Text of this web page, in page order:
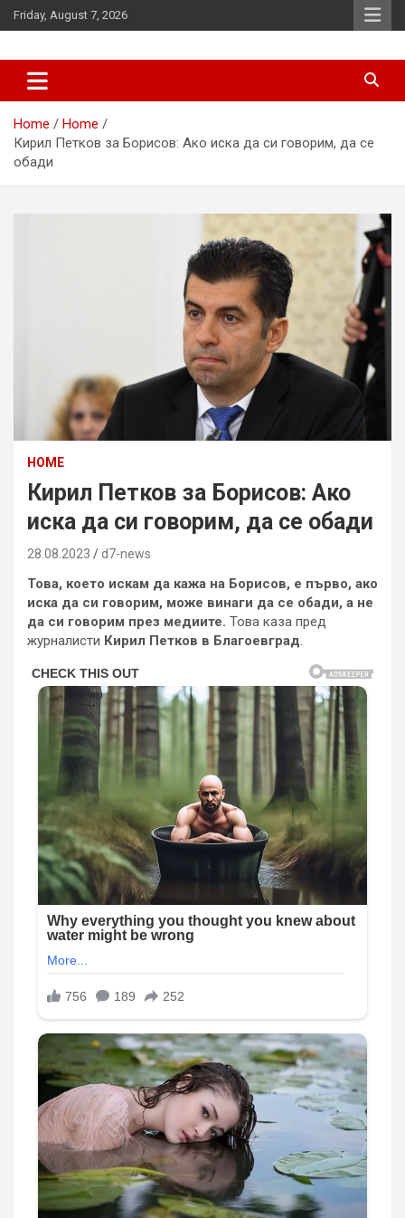
Skip
to
Friday, August 7, 2026
d7-news.com
Home
Home
Кирил Петков за Борисов: Ако иска да си говорим, да се
обади
HOME
Кирил Петков за Борисов: Ако
иска да си говорим, да се обади
28.08.2023 d7-news
Това, което искам да кажа на Борисов, е първо, ако
иска да си говорим, може винаги да се обади, а не
да си говорим през медиите. Това каза пред
журналисти Кирил Петков в Благоевград.